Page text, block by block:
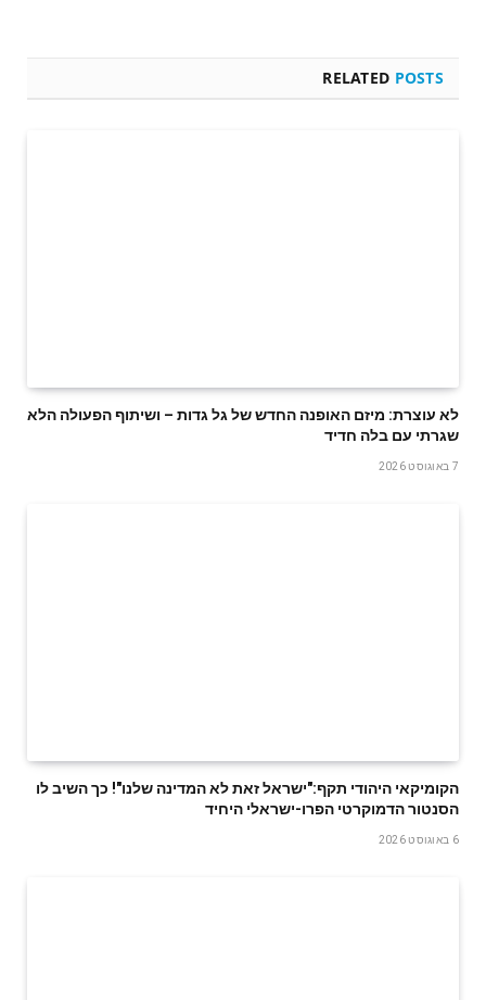
RELATED POSTS
לא עוצרת: מיזם האופנה החדש של גל גדות – ושיתוף הפעולה הלא
שגרתי עם בלה חדיד
7 באוגוסט 2026
הקומיקאי היהודי תקף:"ישראל זאת לא המדינה שלנו"! כך השיב לו
הסנטור הדמוקרטי הפרו-ישראלי היחיד
6 באוגוסט 2026